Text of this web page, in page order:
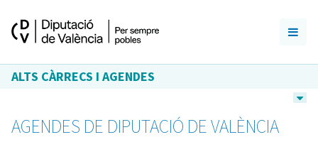
ALTS CÀRRECS I AGENDES
AGENDES DE DIPUTACIÓ DE VALÈNCIA